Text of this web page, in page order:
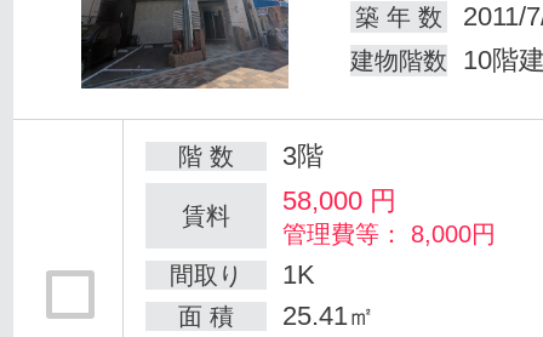
築 年 数
2011/
建物階数 10階
階 数 3階
賃料 58,000 円
管理費等： 8,000円
間取り
1K
面 積 25.41㎡